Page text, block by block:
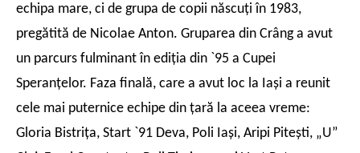
echipa mare, ci de grupa de copii născuţi în 1983,
pregătită de Nicolae Anton. Gruparea din Crâng a avut
un parcurs fulminant în ediţia din `95 a Cupei
Speranţelor. Faza finală, care a avut loc la Iaşi a reunit
cele mai puternice echipe din ţară la aceea vreme:
Gloria Bistriţa, Start `91 Deva, Poli Iaşi, Aripi Piteşti, „U”